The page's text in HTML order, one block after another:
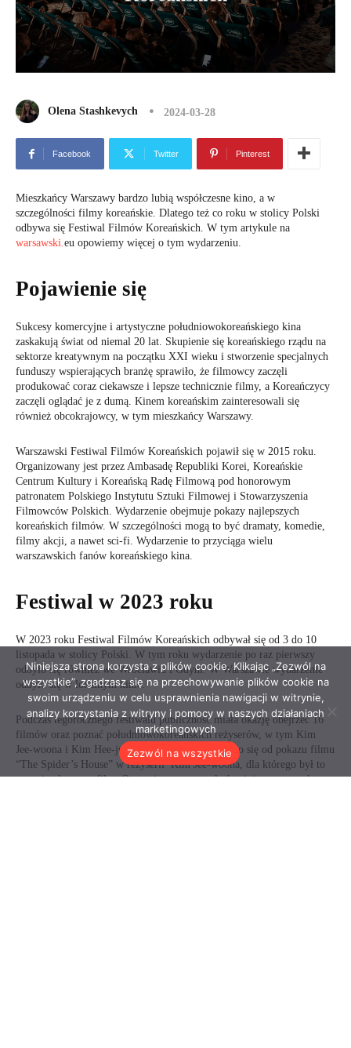
Niniejsza strona korzysta z plików cookie. Klikając „Zezwól na
wszystkie”, zgadzasz się na przechowywanie plików cookie na
swoim urządzeniu w celu usprawnienia nawigacji w witrynie,
analizy korzystania z witryny i pomocy w naszych działaniach
marketingowych
Zezwól na wszystkie